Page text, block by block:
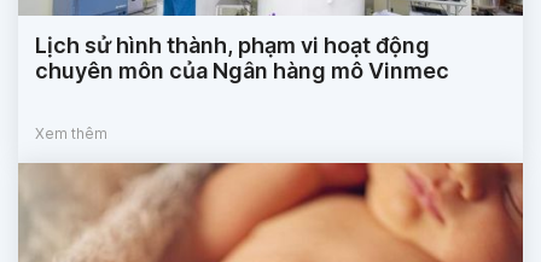
Lịch sử hình thành, phạm vi hoạt động
chuyên môn của Ngân hàng mô Vinmec
Xem thêm